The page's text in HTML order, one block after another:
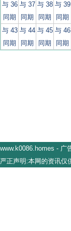
与 36
同期
与 37
同期
与 38
同期
与 39
同期
与 43
同期
与 44
同期
与 45
同期
与 46
同期
www.k0086.homes - 广
严正声明:本网的资讯仅